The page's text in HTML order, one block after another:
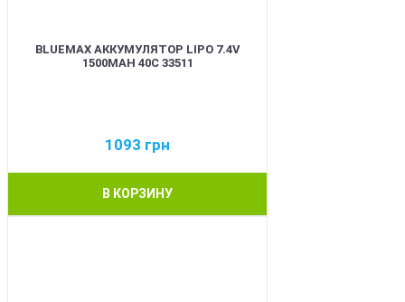
BLUEMAX АККУМУЛЯТОР LIPO 7.4V
1500MAH 40C 33511
1093 грн
В КОРЗИНУ